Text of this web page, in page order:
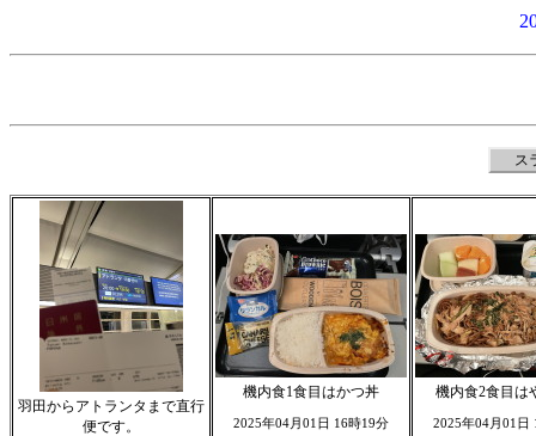
ス
羽田からアトランタまで直行
便です。
機内食1食目はかつ丼
2025年04月01日 16時19分
機内食2食目は
2025年04月01日